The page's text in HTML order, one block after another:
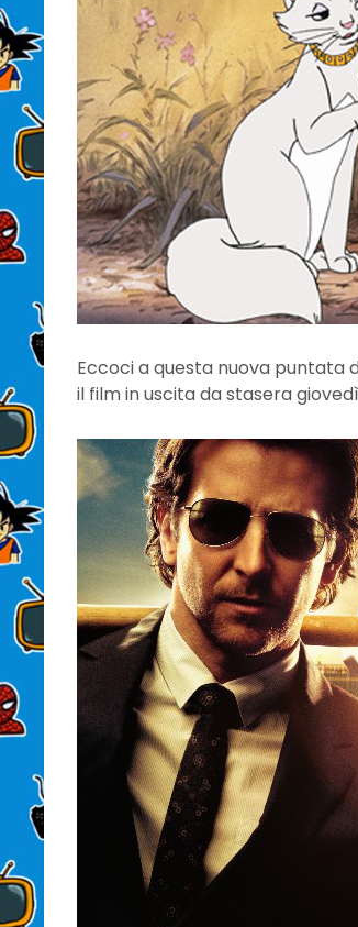
Eccoci a questa nuova puntata
il film in uscita da stasera giovedì